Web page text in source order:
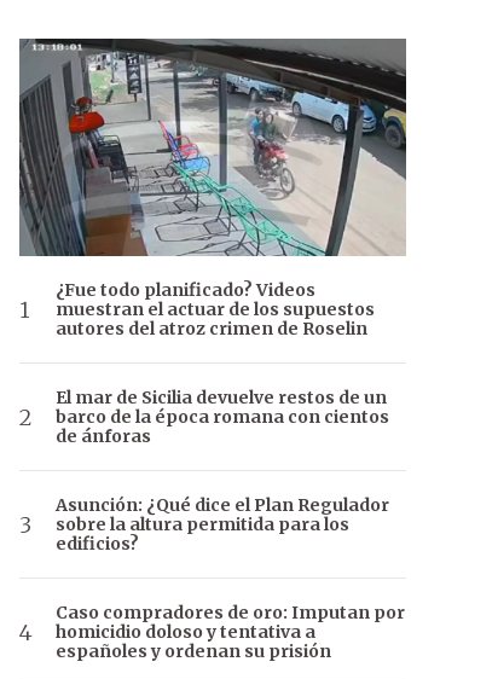
¿Fue todo planificado? Videos
muestran el actuar de los supuestos
autores del atroz crimen de Roselin
El mar de Sicilia devuelve restos de un
barco de la época romana con cientos
de ánforas
Asunción: ¿Qué dice el Plan Regulador
sobre la altura permitida para los
edificios?
Caso compradores de oro: Imputan por
homicidio doloso y tentativa a
españoles y ordenan su prisión